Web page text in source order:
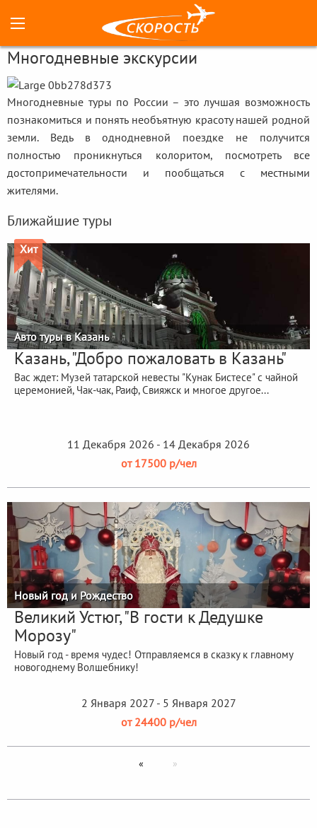
Многодневные экскурсии
Многодневные туры по России – это лучшая возможность
познакомиться и понять необъятную красоту нашей родной
земли. Ведь в однодневной поездке не получится
полностью проникнуться колоритом, посмотреть все
достопримечательности и пообщаться с местными
жителями.
Ближайшие туры
Хит
Авто туры в Казань
Казань, "Добро пожаловать в Казань"
Вас ждет: Музей татарской невесты "Кунак Бистесе" с чайной
церемонией, Чак-чак, Раиф, Свияжск и многое другое...
11 Декабря 2026 - 14 Декабря 2026
от 17500 р/чел
Новый год и Рождество
Великий Устюг, "В гости к Дедушке
Морозу"
Новый год - время чудес! Отправляемся в сказку к главному
новогоднему Волшебнику!
2 Января 2027 - 5 Января 2027
от 24400 р/чел